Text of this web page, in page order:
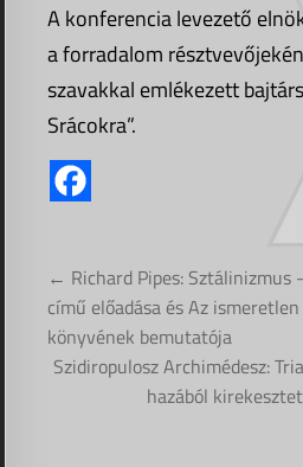
A konferencia levezető
a forradalom
szavakkal emlékezett
Srácokra”.
Bejegyzés
navigáció
← Richard Pipes: Sztálinizmus
című előadása és Az
könyvének bemutatója
Szidiropulosz Archimédesz:
hazából